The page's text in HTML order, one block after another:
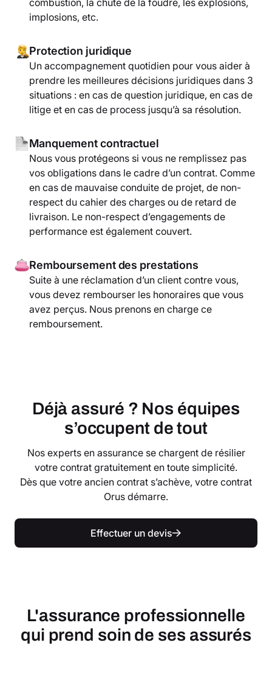
combustion, la chute de la foudre, les explosions,
implosions, etc.
Protection juridique
Un accompagnement quotidien pour vous aider à
prendre les meilleures décisions juridiques dans 3
situations : en cas de question juridique, en cas de
litige et en cas de process jusqu’à sa résolution.
Manquement contractuel
Nous vous protégeons si vous ne remplissez pas
vos obligations dans le cadre d’un contrat. Comme
en cas de mauvaise conduite de projet, de non-
respect du cahier des charges ou de retard de
livraison. Le non-respect d’engagements de
performance est également couvert.
Remboursement des prestations
Suite à une réclamation d’un client contre vous,
vous devez rembourser les honoraires que vous
avez perçus. Nous prenons en charge ce
remboursement.
Déjà assuré ? Nos équipes
s’occupent de tout
Nos experts en assurance se chargent de résilier
votre contrat gratuitement en toute simplicité.
Dès que votre ancien contrat s’achève, votre contrat
Orus démarre.
Effectuer un devis
L'assurance professionnelle
qui prend soin de ses assurés